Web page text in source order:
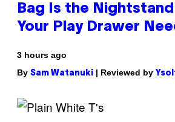
Bag Is the
Your Play Drawer
3 hours ago
By Sam Watanuki | Reviewed by